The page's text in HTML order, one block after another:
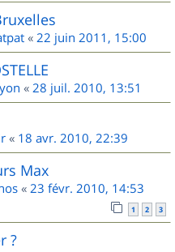
« 22 juin 2011, 15:00
« 28 juil. 2010, 13:51
« 18 avr. 2010, 22:39
Max
« 23 févr. 2010, 14:53
1 2 3
?